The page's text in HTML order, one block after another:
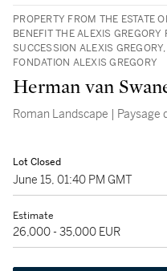
PROPERTY FROM THE ESTATE
BENEFIT THE ALEXIS
SUCCESSION ALEXIS
FONDATION ALEXIS GREGORY
Herman van
Roman Landscape | Paysage
Lot Closed
June 15, 01:40 PM GMT
Estimate
26,000 - 35,000 EUR